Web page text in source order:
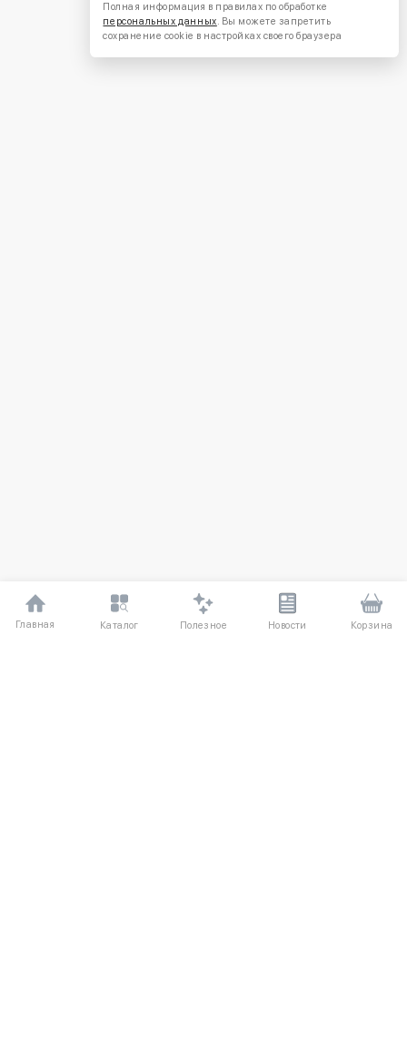
Главная Каталог Полезное Новости Корзина
Полная информация в правилах по обработке
персональных данных. Вы можете запретить
сохранение cookie в настройках своего браузера